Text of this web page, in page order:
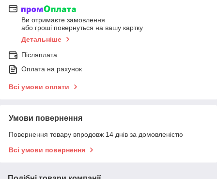
Ви отримаєте замовлення
або гроші повернуться на вашу картку
Детальніше
Післяплата
Оплата на рахунок
Всі умови оплати
Умови повернення
Повернення товару впродовж 14 днів за домовленістю
Всі умови повернення